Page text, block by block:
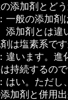
添加剤とど
一般の添加
添加剤とは違
は塩素系です
違います。
持続するの
はい。ただし
加剤と併用